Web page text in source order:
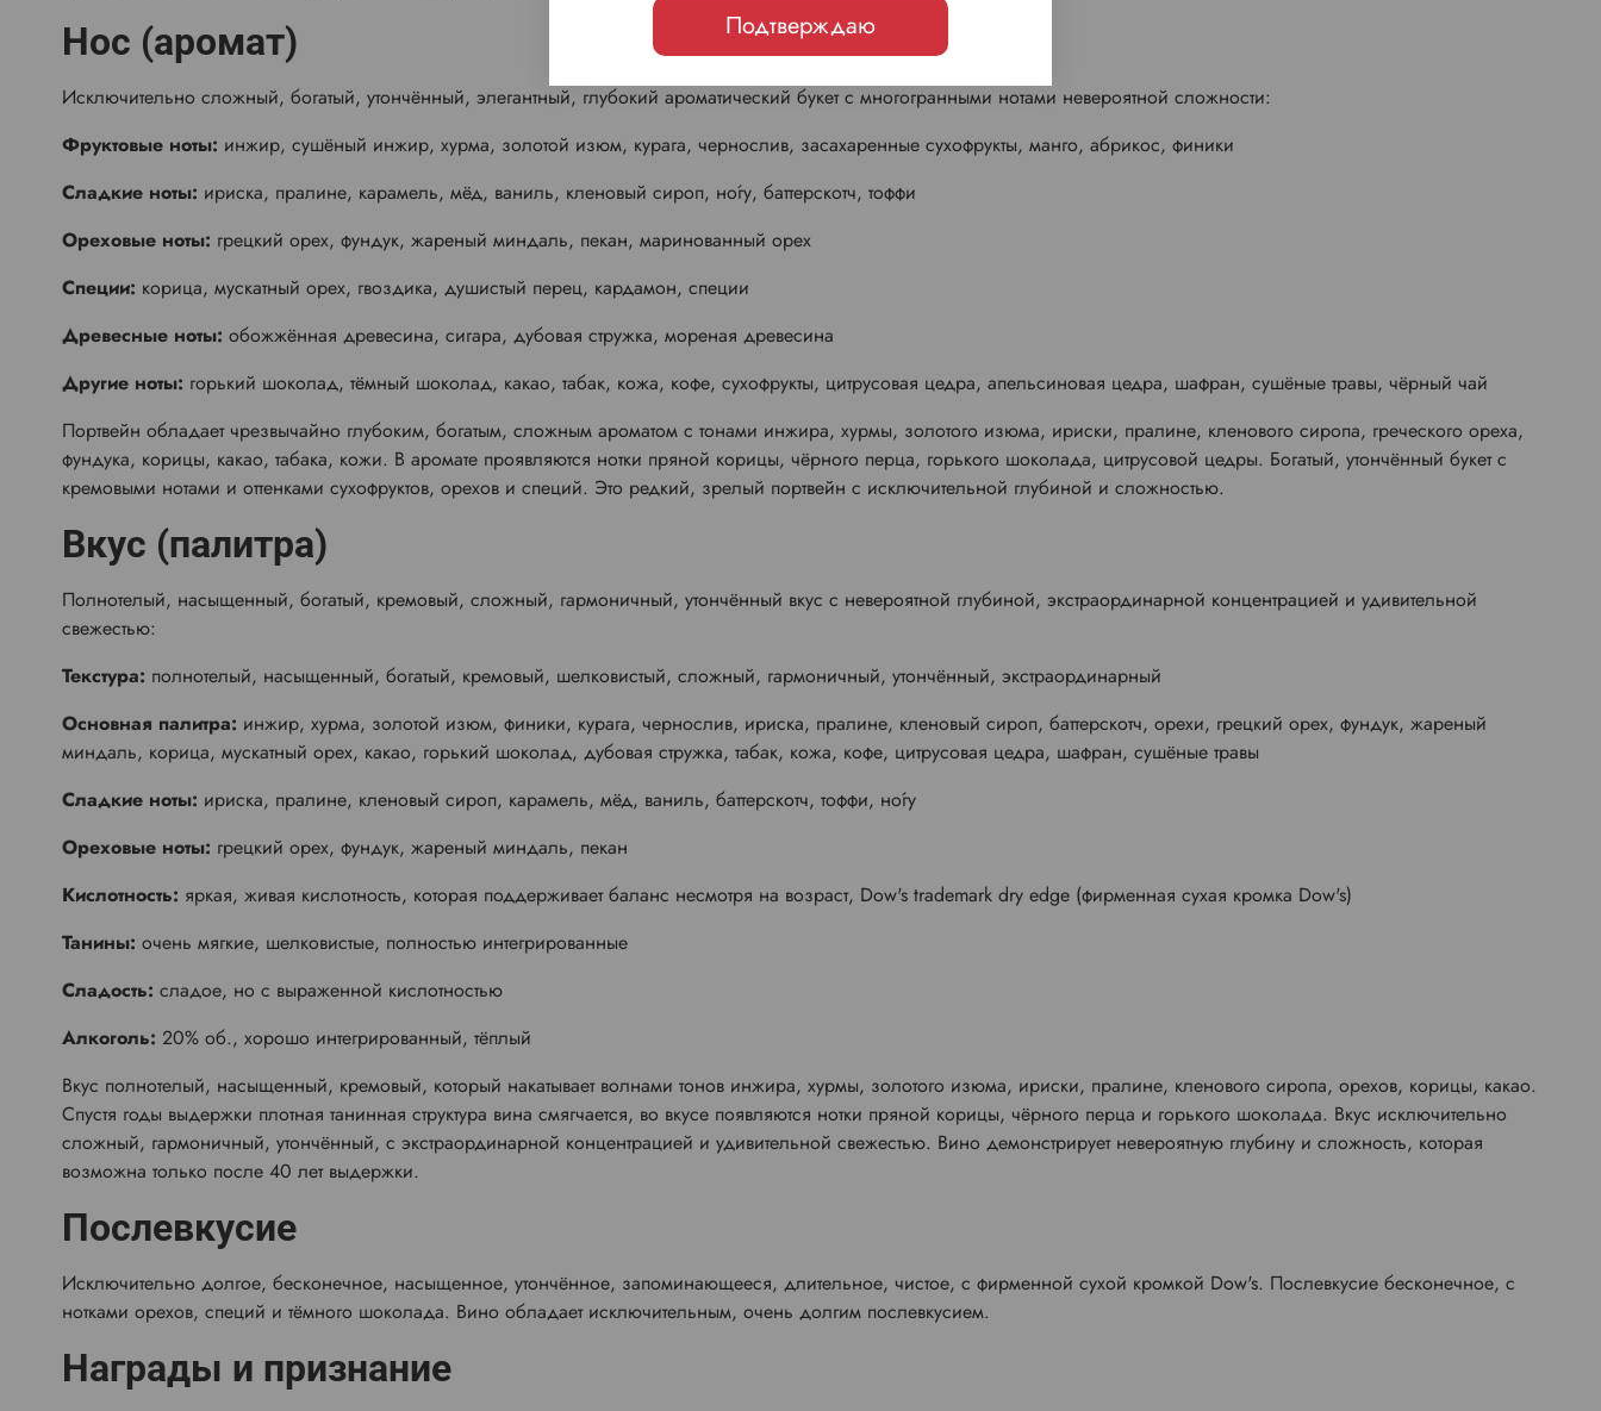
Нос (аромат)
Исключительно сложный, богатый, утончённый, элегантный, глубокий ароматический букет с многогранными нотами невероятной сложности:
Фруктовые ноты: инжир, сушёный инжир, хурма, золотой изюм, курага, чернослив, засахаренные сухофрукты, манго, абрикос, финики
Сладкие ноты: ириска, пралине, карамель, мёд, ваниль, кленовый сироп, но́гу, баттерскотч, тоффи
Ореховые ноты: грецкий орех, фундук, жареный миндаль, пекан, маринованный орех
Специи: корица, мускатный орех, гвоздика, душистый перец, кардамон, специи
Древесные ноты: обожжённая древесина, сигара, дубовая стружка, мореная древесина
Другие ноты: горький шоколад, тёмный шоколад, какао, табак, кожа, кофе, сухофрукты, цитрусовая цедра, апельсиновая цедра, шафран, сушёные травы, чёрный чай
Портвейн обладает чрезвычайно глубоким, богатым, сложным ароматом с тонами инжира, хурмы, золотого изюма, ириски, пралине, кленового сиропа, греческого ореха,
фундука, корицы, какао, табака, кожи. В аромате проявляются нотки пряной корицы, чёрного перца, горького шоколада, цитрусовой цедры. Богатый, утончённый букет с
кремовыми нотами и оттенками сухофруктов, орехов и специй. Это редкий, зрелый портвейн с исключительной глубиной и сложностью.
Вкус (палитра)
Полнотелый, насыщенный, богатый, кремовый, сложный, гармоничный, утончённый вкус с невероятной глубиной, экстраординарной концентрацией и удивительной
свежестью:
Текстура: полнотелый, насыщенный, богатый, кремовый, шелковистый, сложный, гармоничный, утончённый, экстраординарный
Основная палитра: инжир, хурма, золотой изюм, финики, курага, чернослив, ириска, пралине, кленовый сироп, баттерскотч, орехи, грецкий орех, фундук, жареный
миндаль, корица, мускатный орех, какао, горький шоколад, дубовая стружка, табак, кожа, кофе, цитрусовая цедра, шафран, сушёные травы
Сладкие ноты: ириска, пралине, кленовый сироп, карамель, мёд, ваниль, баттерскотч, тоффи, но́гу
Ореховые ноты: грецкий орех, фундук, жареный миндаль, пекан
Кислотность: яркая, живая кислотность, которая поддерживает баланс несмотря на возраст, Dow's trademark dry edge (фирменная сухая кромка Dow's)
Танины: очень мягкие, шелковистые, полностью интегрированные
Сладость: сладое, но с выраженной кислотностью
Алкоголь: 20% об., хорошо интегрированный, тёплый
Вкус полнотелый, насыщенный, кремовый, который накатывает волнами тонов инжира, хурмы, золотого изюма, ириски, пралине, кленового сиропа, орехов, корицы, какао.
Спустя годы выдержки плотная танинная структура вина смягчается, во вкусе появляются нотки пряной корицы, чёрного перца и горького шоколада. Вкус исключительно
сложный, гармоничный, утончённый, с экстраординарной концентрацией и удивительной свежестью. Вино демонстрирует невероятную глубину и сложность, которая
возможна только после 40 лет выдержки.
Послевкусие
Исключительно долгое, бесконечное, насыщенное, утончённое, запоминающееся, длительное, чистое, с фирменной сухой кромкой Dow's. Послевкусие бесконечное, с
нотками орехов, специй и тёмного шоколада. Вино обладает исключительным, очень долгим послевкусием.
Награды и признание
Подтверждаю